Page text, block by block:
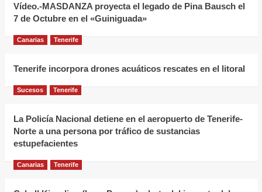
Palma
Carlos
cuestionan
de
microplásticos
acuíferos
Vídeo.-MASDANZA proyecta el legado de Pina Bausch el
7 de Octubre en el «Guiniguada»
Canarias Tenerife
Tenerife incorpora drones acuáticos rescates en el litoral
Sucesos Tenerife
La Policía Nacional detiene en el aeropuerto de Tenerife-
Norte a una persona por tráfico de sustancias
estupefacientes
Canarias Tenerife